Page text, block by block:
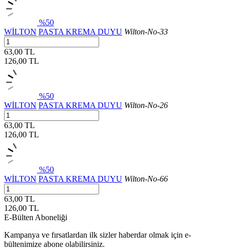
%50
WİLTON PASTA KREMA DUYU Wilton-No-33
63,00 TL
126,00 TL
%50
WİLTON PASTA KREMA DUYU Wilton-No-26
63,00 TL
126,00 TL
%50
WİLTON PASTA KREMA DUYU Wilton-No-66
63,00 TL
126,00 TL
E-Bülten Aboneliği
Kampanya ve fırsatlardan ilk sizler haberdar olmak için e-
bültenimize abone olabilirsiniz.